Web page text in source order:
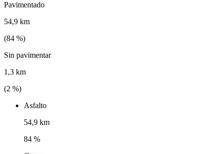
Pavimentado
54,9 km
(84 %)
Sin pavimentar
1,3 km
(2 %)
Asfalto
54,9 km
84 %